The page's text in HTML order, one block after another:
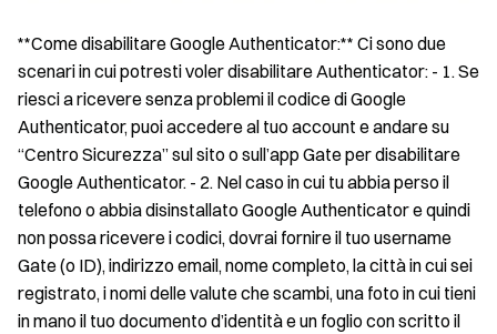
**Come disabilitare Google Authenticator:** Ci sono due
scenari in cui potresti voler disabilitare Authenticator: - 1. Se
riesci a ricevere senza problemi il codice di Google
Authenticator, puoi accedere al tuo account e andare su
“Centro Sicurezza” sul sito o sull’app Gate per disabilitare
Google Authenticator. - 2. Nel caso in cui tu abbia perso il
telefono o abbia disinstallato Google Authenticator e quindi
non possa ricevere i codici, dovrai fornire il tuo username
Gate (o ID), indirizzo email, nome completo, la città in cui sei
registrato, i nomi delle valute che scambi, una foto in cui tieni
in mano il tuo documento d’identità e un foglio con scritto il